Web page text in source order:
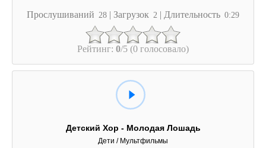
Прослушиваний 28 | Загрузок 2 | Длительность 0:29
Рейтинг: 0/5 (0 голосовало)
Детский Хор - Молодая Лошадь
Дети / Мультфильмы